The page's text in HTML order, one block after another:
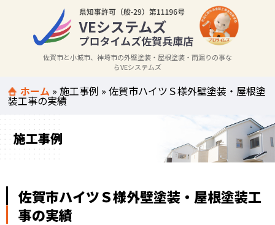
佐賀市と小城市、神埼市の外壁塗装・屋根塗装・雨漏りの事な
らVEシステムズ
ホーム »施工事例 »佐賀市ハイツＳ様外壁塗装・屋根塗
装工事の実績
施工事例
佐賀市ハイツＳ様外壁塗装・屋根塗装工
事の実績